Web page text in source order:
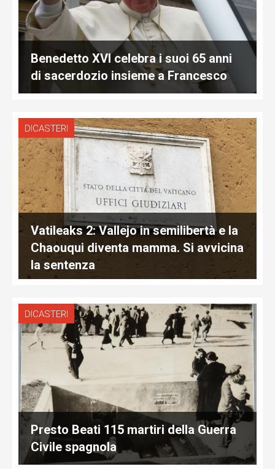
Benedetto XVI celebra i suoi 65 anni
di sacerdozio insieme a Francesco
DICASTERI
Vatileaks 2: Vallejo in semilibertà e la
Chaouqui diventa mamma. Si avvicina
la sentenza
DICASTERI
Presto Beati 115 martiri della Guerra
Civile spagnola